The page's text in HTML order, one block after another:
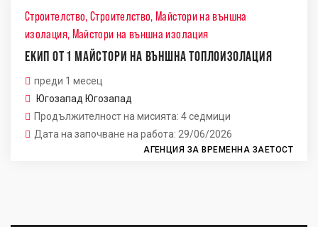
Строителство,Строителство, Майстори на външна
изолация, Майстори на външна изолация
ЕКИП ОТ 1 МАЙСТОРИ НА ВЪНШНА ТОПЛОИЗОЛАЦИЯ
преди 1 месец
Югозапад Югозапад
Продължителност на мисията: 4 седмици
Дата на започване на работа: 29/06/2026
АГЕНЦИЯ ЗА ВРЕМЕННА ЗАЕТОСТ